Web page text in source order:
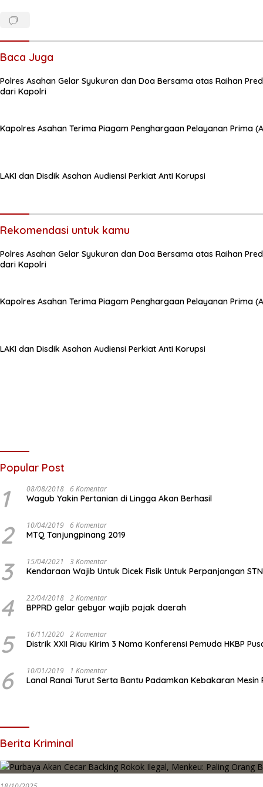
Baca Juga
Polres Asahan Gelar Syukuran dan Doa Bersama atas Raihan
dari Kapolri
Kapolres Asahan Terima Piagam Penghargaan Pelayanan Prima
LAKI dan Disdik Asahan Audiensi Perkiat Anti Korupsi
Rekomendasi untuk kamu
Polres Asahan Gelar Syukuran dan Doa Bersama atas Raihan
dari Kapolri
Kapolres Asahan Terima Piagam Penghargaan Pelayanan Prima
LAKI dan Disdik Asahan Audiensi Perkiat Anti Korupsi
Popular Post
1 08/08/2018 6 Komentar
Wagub Yakin Pertanian di Lingga Akan Berhasil
2 10/04/2019 6 Komentar
MTQ Tanjungpinang 2019
3 15/04/2021 3 Komentar
Kendaraan Wajib Untuk Dicek Fisik Untuk Perpanjangan
4 22/04/2018 2 Komentar
BPPRD gelar gebyar wajib pajak daerah
5 16/11/2020 2 Komentar
Distrik XXII Riau Kirim 3 Nama Konferensi Pemuda HKBP
6 10/01/2019 1 Komentar
Lanal Ranai Turut Serta Bantu Padamkan Kebakaran Mesin
Berita Kriminal